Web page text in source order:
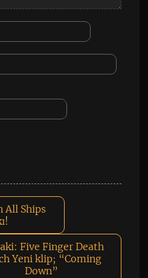
All Ships
Five Finger Death
Yeni klip; “Coming
Down”